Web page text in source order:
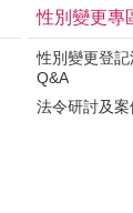
性別變更專
性別變更登
Q&A
法令研討及